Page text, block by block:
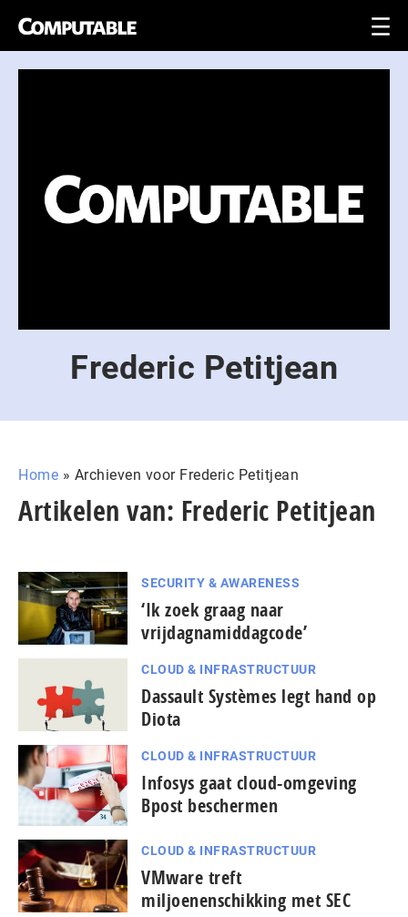
Frederic Petitjean
Home » Archieven voor Frederic Petitjean
Artikelen van: Frederic Petitjean
SECURITY & AWARENESS
‘Ik zoek graag naar
vrijdagnamiddagcode’
CLOUD & INFRASTRUCTUUR
Dassault Systèmes legt hand op
Diota
CLOUD & INFRASTRUCTUUR
Infosys gaat cloud-omgeving
Bpost beschermen
CLOUD & INFRASTRUCTUUR
VMware treft
miljoenenschikking met SEC